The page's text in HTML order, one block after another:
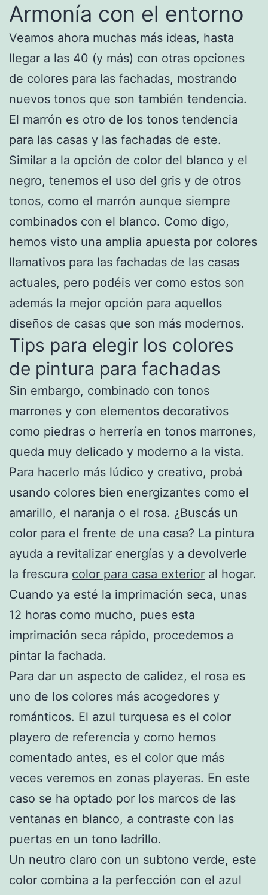
Armonía con el entorno
Veamos ahora muchas más ideas, hasta
llegar a las 40 (y más) con otras opciones
de colores para las fachadas, mostrando
nuevos tonos que son también tendencia.
El marrón es otro de los tonos tendencia
para las casas y las fachadas de este.
Similar a la opción de color del blanco y el
negro, tenemos el uso del gris y de otros
tonos, como el marrón aunque siempre
combinados con el blanco. Como digo,
hemos visto una amplia apuesta por colores
llamativos para las fachadas de las casas
actuales, pero podéis ver como estos son
además la mejor opción para aquellos
diseños de casas que son más modernos.
Tips para elegir los colores
de pintura para fachadas
Sin embargo, combinado con tonos
marrones y con elementos decorativos
como piedras o herrería en tonos marrones,
queda muy delicado y moderno a la vista.
Para hacerlo más lúdico y creativo, probá
usando colores bien energizantes como el
amarillo, el naranja o el rosa. ¿Buscás un
color para el frente de una casa? La pintura
ayuda a revitalizar energías y a devolverle
la frescura color para casa exterior al hogar.
Cuando ya esté la imprimación seca, unas
12 horas como mucho, pues esta
imprimación seca rápido, procedemos a
pintar la fachada.
Para dar un aspecto de calidez, el rosa es
uno de los colores más acogedores y
románticos. El azul turquesa es el color
playero de referencia y como hemos
comentado antes, es el color que más
veces veremos en zonas playeras. En este
caso se ha optado por los marcos de las
ventanas en blanco, a contraste con las
puertas en un tono ladrillo.
Un neutro claro con un subtono verde, este
color combina a la perfección con el azul